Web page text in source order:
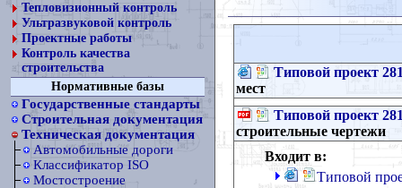
Тепловизионный контроль
Ультразвуковой контроль
Проектные работы
Контроль качества
строительства
Нормативные базы
Государственные стандарты
Строительная документация
Техническая документация
Автомобильные дороги
Классификатор ISO
Мостостроение
Типовой проект
мест
Типовой проект
строительные чертежи
Входит в:
Типовой